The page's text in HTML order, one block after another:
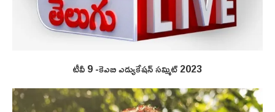
టీవీ 9 -కెఎబి ఎడ్యుకేషన్ సమ్మిట్ 2023